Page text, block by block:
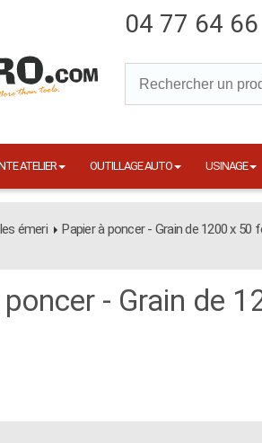
04 77 64
ATELIER OUTILLAGE AUTO USINAGE
émeri Papier à poncer - Grain de 1200 x 50
poncer - Grain de